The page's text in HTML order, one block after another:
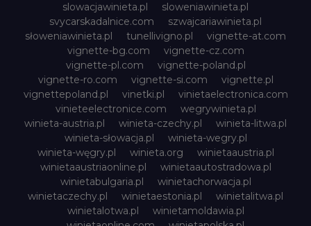
slowacjawinieta.pl
sloweniawinieta.pl
svycarskadalnice.com
szwajcariawinieta.pl
słoweniawinieta.pl
tunellivigno.pl
vignette-at.com
vignette-bg.com
vignette-cz.com
vignette-pl.com
vignette-poland.pl
vignette-ro.com
vignette-si.com
vignette.pl
vignettepoland.pl
vinetki.pl
vinietaelectronica.com
vinieteelectronice.com
wegrywinieta.pl
winieta-austria.pl
winieta-czechy.pl
winieta-litwa.pl
winieta-słowacja.pl
winieta-wegry.pl
winieta-węgry.pl
winieta.org
winietaaustria.pl
winietaaustriaonline.pl
winietaautostradowa.pl
winietabulgaria.pl
winietachorwacja.pl
winietaczechy.pl
winietaestonia.pl
winietalitwa.pl
winietalotwa.pl
winietamoldawia.pl